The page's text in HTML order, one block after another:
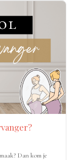
Dan kom je